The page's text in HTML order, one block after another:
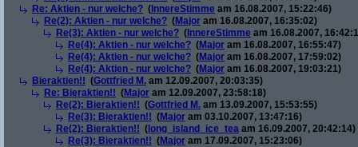
Re: Aktien - nur welche? ( InnereStimme am 16.08.2007, 15:22:46)
Re(2): Aktien - nur welche? (Major am 16.08.2007, 16:35:02)
Re(3): Aktien - nur welche? ( InnereStimme am 16.08.2007,
Re(4): Aktien - nur welche? (Major am 16.08.2007, 16:55:47)
Re(4): Aktien - nur welche? (Major am 16.08.2007, 17:59:02)
Re(4): Aktien - nur welche? (Major am 16.08.2007, 19:03:21)
Bieraktien!! (Gottfried M. am 12.09.2007, 20:03:35)
Re: Bieraktien!! (Major am 12.09.2007, 23:58:18)
Re(2): Bieraktien!! (Gottfried M. am 13.09.2007, 15:53:55)
Re(3): Bieraktien!! (Major am 03.10.2007, 13:47:16)
Re(2): Bieraktien!! ( long_island_ice_tea am 16.09.2007, 20:42:14)
Re(3): Bieraktien!! (Major am 17.09.2007, 15:23:06)